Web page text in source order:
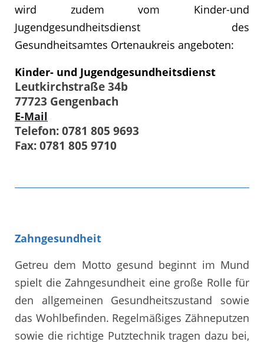
wird zudem vom Kinder-und
Jugendgesundheitsdienst des
Gesundheitsamtes Ortenaukreis angeboten:
Kinder- und Jugendgesundheitsdienst
Leutkirchstraße 34b
77723 Gengenbach
E-Mail
Telefon: 0781 805 9693
Fax: 0781 805 9710
Zahngesundheit
Getreu dem Motto gesund beginnt im Mund
spielt die Zahngesundheit eine große Rolle für
den allgemeinen Gesundheitszustand sowie
das Wohlbefinden. Regelmäßiges Zähneputzen
sowie die richtige Putztechnik tragen dazu bei,